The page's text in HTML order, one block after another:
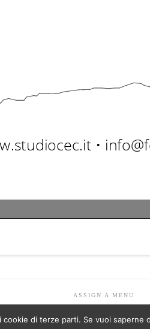
ASSIGN A MENU
FacebookLinkedInYouTube
di terze parti. Se vuoi saperne